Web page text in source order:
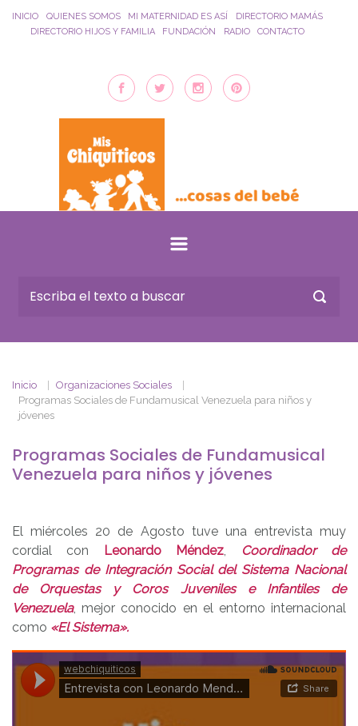
Saltar al contenido principal
INICIO QUIENES SOMOS MI MATERNIDAD ES ASÍ
DIRECTORIO MAMÁS
DIRECTORIO HIJOS Y FAMILIA
FUNDACIÓN RADIO CONTACTO
Inicio
Organizaciones Sociales
Programas Sociales de Fundamusical Venezuela para niños y
jóvenes
Programas Sociales de Fundamusical
Venezuela para niños y jóvenes
El miércoles 20 de Agosto tuve una entrevista muy
cordial con
Leonardo Méndez,
Coordinador de
Programas de Integración Social del Sistema Nacional
de Orquestas y Coros Juveniles e Infantiles de
Venezuela, mejor conocido en el entorno internacional
como «El Sistema».